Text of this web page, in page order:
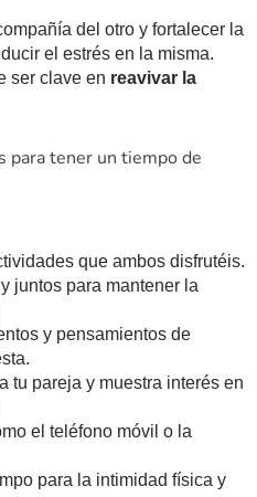
del otro y fortalecer la
el estrés en la misma.
ser clave en reavivar la
para tener un tiempo de
que ambos disfrutéis.
juntos para mantener la
y pensamientos de
tu pareja y muestra interés en
el teléfono móvil o la
para la intimidad física y